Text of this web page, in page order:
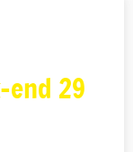
29